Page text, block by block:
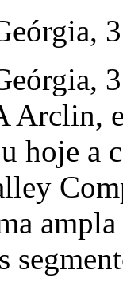
,
Arclin,
hoje a